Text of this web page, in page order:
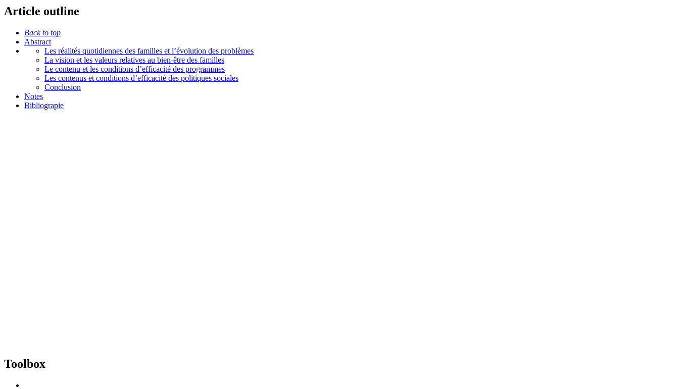
Article outline
Back to top
Abstract
Les réalités quotidiennes des familles et l’évolution des problèmes
La vision et les valeurs relatives au bien-être des familles
Le contenu et les conditions d’efficacité des programmes
Les contenus et conditions d’efficacité des politiques sociales
Conclusion
Notes
Bibliograpie
Toolbox